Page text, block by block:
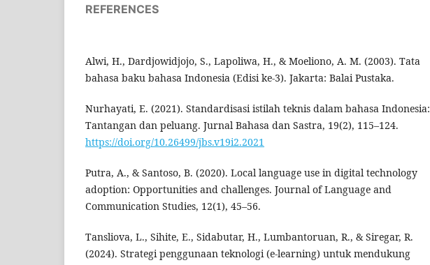
REFERENCES
Alwi, H., Dardjowidjojo, S., Lapoliwa, H., & Moeliono, A. M. (2003). Tata
bahasa baku bahasa Indonesia (Edisi ke-3). Jakarta: Balai Pustaka.
Nurhayati, E. (2021). Standardisasi istilah teknis dalam bahasa Indonesia:
Tantangan dan peluang. Jurnal Bahasa dan Sastra, 19(2), 115–124.
https://doi.org/10.26499/jbs.v19i2.2021
Putra, A., & Santoso, B. (2020). Local language use in digital technology
adoption: Opportunities and challenges. Journal of Language and
Communication Studies, 12(1), 45–56.
Tansliova, L., Sihite, E., Sidabutar, H., Lumbantoruan, R., & Siregar, R.
(2024). Strategi penggunaan teknologi (e-learning) untuk mendukung